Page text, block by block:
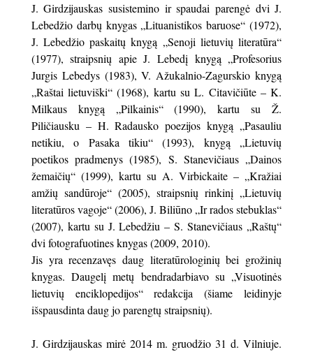
J. Girdzijauskas susistemino ir spaudai parengė dvi J.
Lebedžio darbų knygas „Lituanistikos baruose“ (1972),
J. Lebedžio paskaitų knygą „Senoji lietuvių literatūra“
(1977), straipsnių apie J. Lebedį knygą „Profesorius
Jurgis Lebedys (1983), V. Ažukalnio-Zagurskio knygą
„Raštai lietuviški“ (1968), kartu su L. Citavičiūte – K.
Milkaus knygą „Pilkainis“ (1990), kartu su Ž.
Piličiausku – H. Radausko poezijos knygą „Pasauliu
netikiu, o Pasaka tikiu“ (1993), knygą „Lietuvių
poetikos pradmenys (1985), S. Stanevičiaus „Dainos
žemaičių“ (1999), kartu su A. Virbickaite – „Kražiai
amžių sandūroje“ (2005), straipsnių rinkinį „Lietuvių
literatūros vagoje“ (2006), J. Biliūno „Ir rados stebuklas“
(2007), kartu su J. Lebedžiu – S. Stanevičiaus „Raštų“
dvi fotografuotines knygas (2009, 2010).
Jis yra recenzavęs daug literatūrologinių bei grožinių
knygas. Daugelį metų bendradarbiavo su „Visuotinės
lietuvių enciklopedijos“ redakcija (šiame leidinyje
išspausdinta daug jo parengtų straipsnių).
J. Girdzijauskas mirė 2014 m. gruodžio 31 d. Vilniuje.